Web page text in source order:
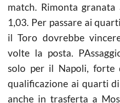
match. Rimonta
1,03. Per passare ai
il Toro dovrebbe
volte la posta.
solo per il Napoli, forte
qualificazione ai quarti
anche in trasferta a